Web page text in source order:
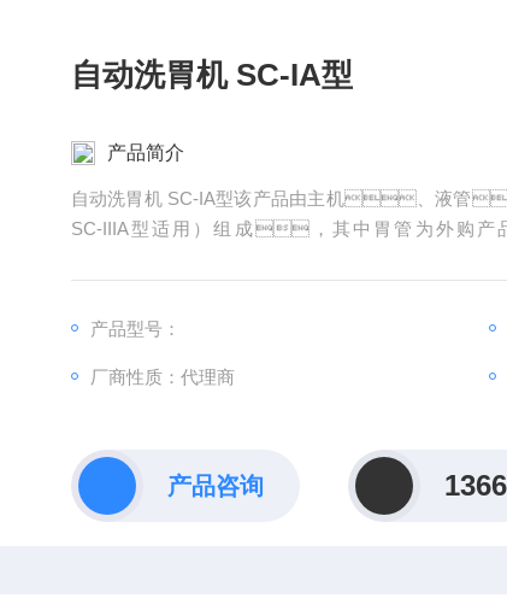
自动洗胃机 SC-IA型
产品简介
自动洗胃机 SC-IA型该产品由主机、液
SC-IIIA型适用）组成，其中胃管为外购
产品型号：
厂商性质：代理商
产品咨询